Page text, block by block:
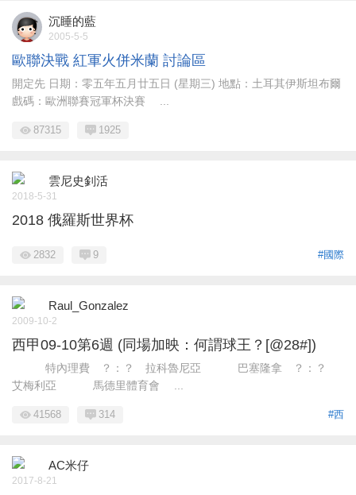
沉睡的藍
2005-5-5
歐聯決戰 紅軍火併米蘭 討論區
開定先 日期：零五年五月廿五日 (星期三) 地點：土耳其伊斯坦布爾
戲碼：歐洲聯賽冠軍杯決賽 ...
87315 1925
雲尼史釗活
2018-5-31
2018 俄羅斯世界杯
#國際
2832 9
Raul_Gonzalez
2009-10-2
西甲09-10第6週 (同場加映：何謂球王？[@28#])
特內理費 ？：？ 拉科魯尼亞 巴塞隆拿 ？：？
艾梅利亞 馬德里體育會 ...
#西
41568 314
AC米仔
2017-8-21